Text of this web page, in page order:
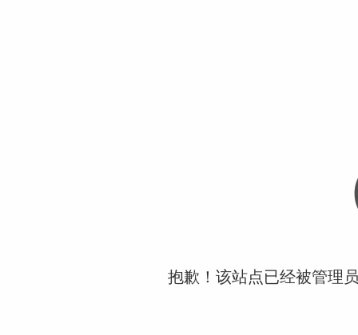
抱歉！该站点已经被管理